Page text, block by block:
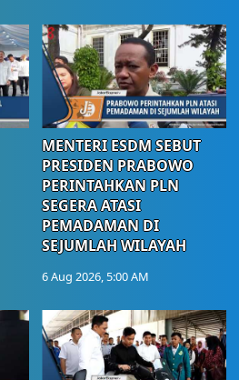
MENTERI ESDM SEBUT
PRESIDEN PRABOWO
PERINTAHKAN PLN
SEGERA ATASI
PEMADAMAN DI
SEJUMLAH WILAYAH
6 Aug 2026, 5:00 AM